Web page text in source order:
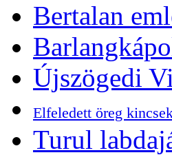
Bertalan
Újszögedi
Elfeledett öreg
Turul